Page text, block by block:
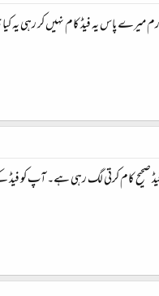
میرے پاس یہ فیڈ کام نہیں کر رہی
صحیح کام کرتی لگ رہی ہے۔ آپ کو فیڈ